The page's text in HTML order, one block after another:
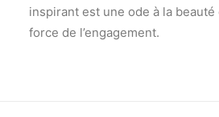
inspirant est une ode à la beauté
force de l’engagement.